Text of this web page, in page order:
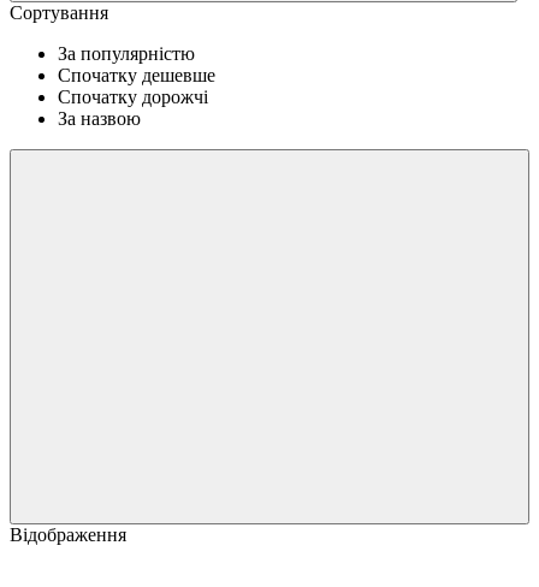
Сортування
За популярністю
Спочатку дешевше
Спочатку дорожчі
За назвою
Відображення